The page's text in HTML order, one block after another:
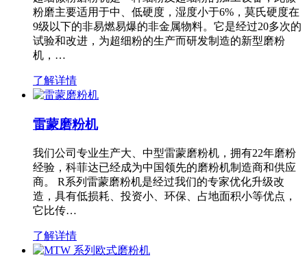
粉磨主要适用于中、低硬度，湿度小于6%，莫氏硬度在
9级以下的非易燃易爆的非金属物料。它是经过20多次的
试验和改进，为超细粉的生产而研发制造的新型磨粉
机，…
了解详情
雷蒙磨粉机
我们公司专业生产大、中型雷蒙磨粉机，拥有22年磨粉
经验，科菲达已经成为中国领先的磨粉机制造商和供应
商。 R系列雷蒙磨粉机是经过我们的专家优化升级改
造，具有低损耗、投资小、环保、占地面积小等优点，
它比传…
了解详情